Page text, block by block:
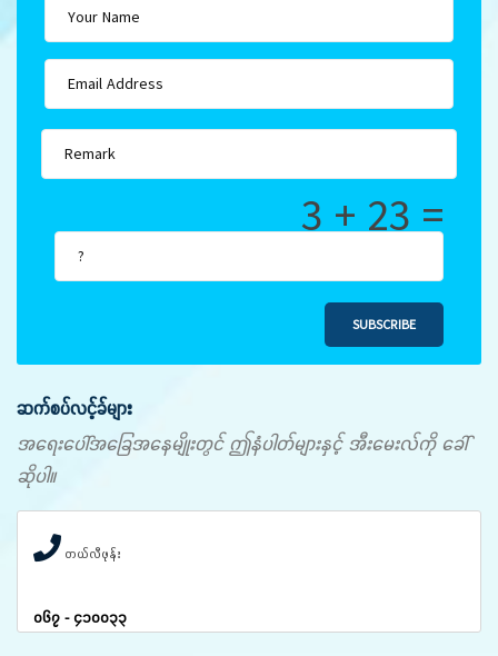
3 + 23 =
SUBSCRIBE
ဆက်စပ်လင့်ခ်များ
အရေးပေါ်အခြေအနေမျိုးတွင် ဤနံပါတ်များနှင့် အီးမေးလ်ကို ခေါ်
ဆိုပါ။
တယ်လီဖုန်း
၀၆၇ - ၄၁၀၀၃၃